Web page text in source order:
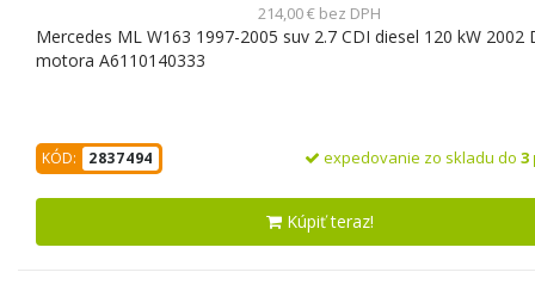
214,00 € bez DPH
Mercedes ML W163 1997-2005 suv 2.7 CDI diesel 120 kW 2002
motora A6110140333
KÓD: 2837494 expedovanie zo skladu do 3
Kúpiť teraz!